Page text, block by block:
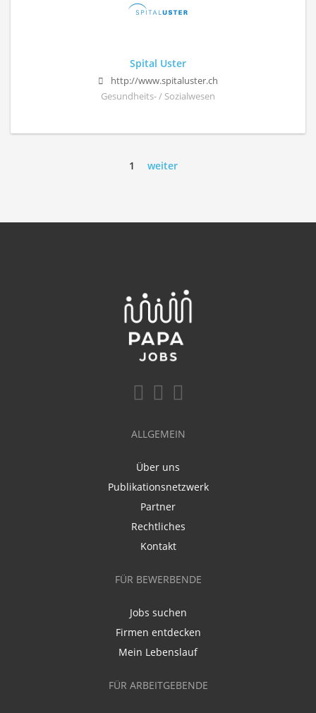
Spital Uster
http://www.spitaluster.ch
Gesundheits- / Sozialwesen
1 weiter
ALLGEMEIN
Über uns
Publikationsnetzwerk
Partner
Rechtliches
Kontakt
FÜR BEWERBENDE
Jobs suchen
Firmen entdecken
Mein Lebenslauf
FÜR ARBEITGEBENDE